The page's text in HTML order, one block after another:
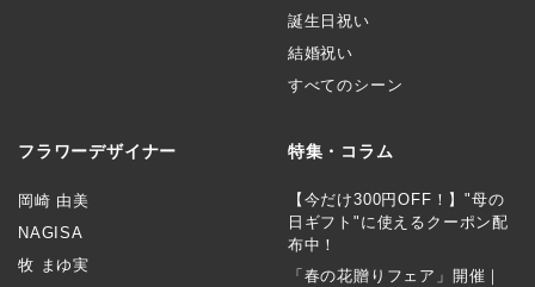
誕生日祝い
結婚祝い
すべてのシーン
フラワーデザイナー
岡崎 由美
NAGISA
牧 まゆ実
特集・コラム
【今だけ300円OFF！】"母の
日ギフト"に使えるクーポン配
布中！
「春の花贈りフェア」開催｜